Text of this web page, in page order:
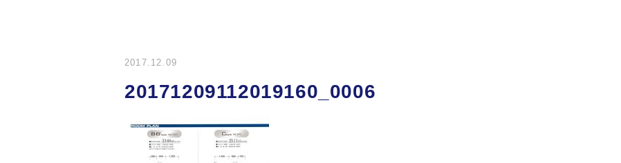
2017.12.09
20171209112019160_0006